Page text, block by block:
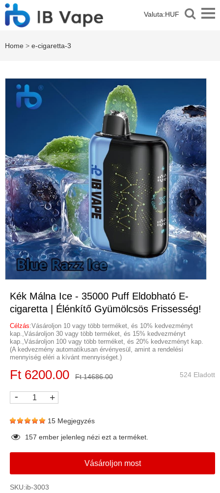
Valuta:HUF
Home > e-cigaretta-3
Kék Málna Ice - 35000 Puff Eldobható E-
cigaretta | Élénkítő Gyümölcsös Frissesség!
Célzás:Vásároljon 10 vagy több terméket, és 10% kedvezményt
kap.,Vásároljon 30 vagy több terméket, és 15% kedvezményt
kap.,Vásároljon 100 vagy több terméket, és 20% kedvezményt kap.
(A kedvezmény automatikusan érvényesül, amint a rendelési
mennyiség eléri a kívánt mennyiséget.)
Ft 6200.00 Ft 14686.00 524 Eladott
- +
15 Megjegyzés
159 ember jelenleg nézi ezt a terméket.
Vásároljon most
SKU:ib-3003